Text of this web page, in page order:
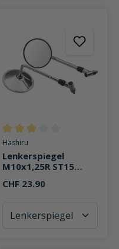
von 5 Sternen
Durchschnittliche Bewertung
Hashiru
Lenkerspiegel
M10x1,25R ST15
CHF 23.90